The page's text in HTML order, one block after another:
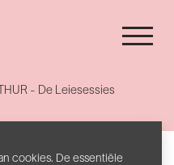
- De Leiesessies
cookies. De essentiële